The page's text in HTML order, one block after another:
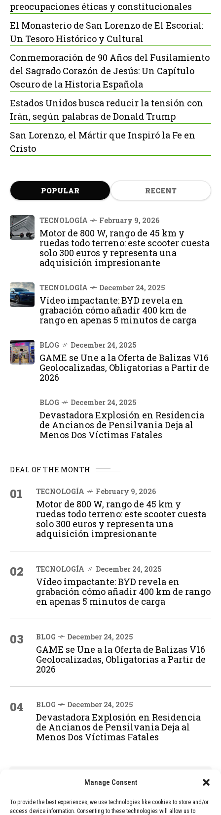
Manage Consent
To provide the best experiences, we use technologies like cookies to store and/or
access device information. Consenting to these technologies will allow us to
preocupaciones éticas y constitucionales
El Monasterio de San Lorenzo de El Escorial:
Un Tesoro Histórico y Cultural
Conmemoración de 90 Años del Fusilamiento
del Sagrado Corazón de Jesús: Un Capítulo
Oscuro de la Historia Española
Estados Unidos busca reducir la tensión con
Irán, según palabras de Donald Trump
San Lorenzo, el Mártir que Inspiró la Fe en
Cristo
POPULAR RECENT
TECNOLOGÍA February 9, 2026
Motor de 800 W, rango de 45 km y
ruedas todo terreno: este scooter cuesta
solo 300 euros y representa una
adquisición impresionante
TECNOLOGÍA December 24, 2025
Vídeo impactante: BYD revela en
grabación cómo añadir 400 km de
rango en apenas 5 minutos de carga
BLOG December 24, 2025
GAME se Une a la Oferta de Balizas V16
Geolocalizadas, Obligatorias a Partir de
2026
BLOG December 24, 2025
Devastadora Explosión en Residencia
de Ancianos de Pensilvania Deja al
Menos Dos Víctimas Fatales
DEAL OF THE MONTH
01 TECNOLOGÍA February 9, 2026
Motor de 800 W, rango de 45 km y
ruedas todo terreno: este scooter cuesta
solo 300 euros y representa una
adquisición impresionante
02 TECNOLOGÍA December 24, 2025
Vídeo impactante: BYD revela en
grabación cómo añadir 400 km de rango
en apenas 5 minutos de carga
03 BLOG December 24, 2025
GAME se Une a la Oferta de Balizas V16
Geolocalizadas, Obligatorias a Partir de
2026
04 BLOG December 24, 2025
Devastadora Explosión en Residencia
de Ancianos de Pensilvania Deja al
Menos Dos Víctimas Fatales